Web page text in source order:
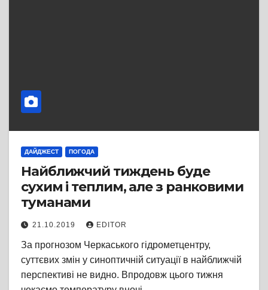
ДАЙДЖЕСТ ПОГОДА
Найближчий тиждень буде
сухим і теплим, але з ранковими
туманами
21.10.2019 EDITOR
За прогнозом Черкаського гідрометцентру,
суттєвих змін у синоптичній ситуації в найближчій
перспективі не видно. Впродовж цього тижня